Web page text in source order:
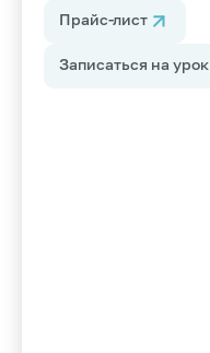
Прайс-лист
Записаться на урок